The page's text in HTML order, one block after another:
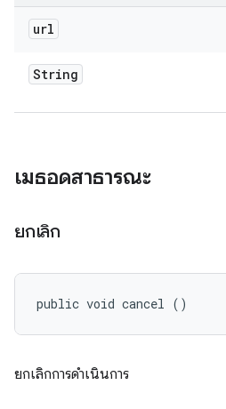
url
String
เมธอดสาธารณะ
ยกเลิก
public void cancel ()
ยกเลิกการดำเนินการ